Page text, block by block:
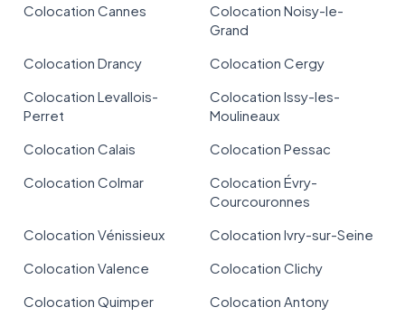
Colocation Cannes
Colocation Noisy-le-
Grand
Colocation Drancy
Colocation Cergy
Colocation Levallois-
Perret
Colocation Issy-les-
Moulineaux
Colocation Calais
Colocation Pessac
Colocation Colmar
Colocation Évry-
Courcouronnes
Colocation Vénissieux
Colocation Ivry-sur-Seine
Colocation Valence
Colocation Clichy
Colocation Quimper
Colocation Antony